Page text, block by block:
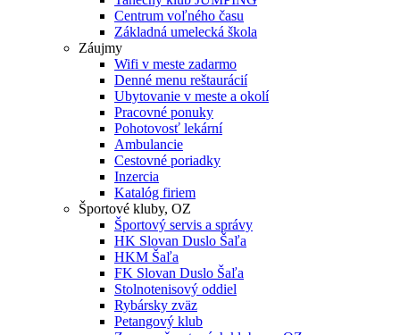
Centrum voľného času
Základná umelecká škola
Záujmy
Wifi v meste zadarmo
Denné menu reštaurácií
Ubytovanie v meste a okolí
Pracovné ponuky
Pohotovosť lekární
Ambulancie
Cestovné poriadky
Inzercia
Katalóg firiem
Športové kluby, OZ
Športový servis a správy
HK Slovan Duslo Šaľa
HKM Šaľa
FK Slovan Duslo Šaľa
Stolnotenisový oddiel
Rybársky zväz
Petangový klub